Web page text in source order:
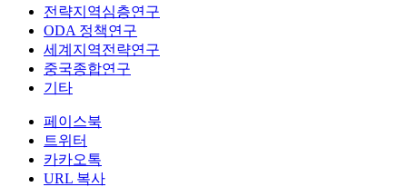
전략지역심층연구
ODA 정책연구
세계지역전략연구
중국종합연구
기타
페이스북
트위터
카카오톡
URL 복사